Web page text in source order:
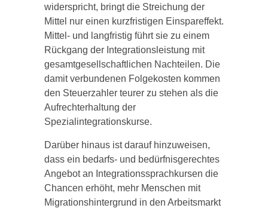
widerspricht, bringt die Streichung der
Mittel nur einen kurzfristigen Einspareffekt.
Mittel- und langfristig führt sie zu einem
Rückgang der Integrationsleistung mit
gesamtgesellschaftlichen Nachteilen. Die
damit verbundenen Folgekosten kommen
den Steuerzahler teurer zu stehen als die
Aufrechterhaltung der
Spezialintegrationskurse.
Darüber hinaus ist darauf hinzuweisen,
dass ein bedarfs- und bedürfnisgerechtes
Angebot an Integrationssprachkursen die
Chancen erhöht, mehr Menschen mit
Migrationshintergrund in den Arbeitsmarkt